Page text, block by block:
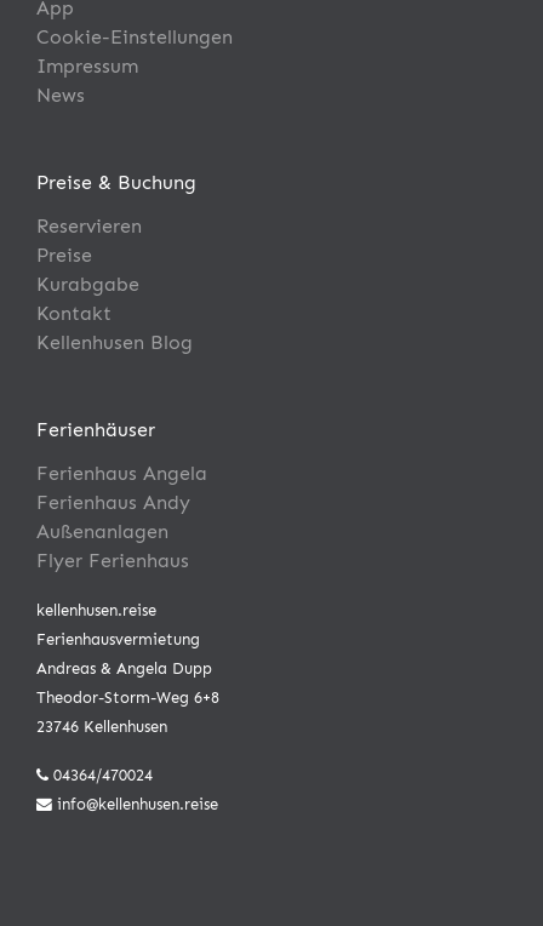
App
Cookie-Einstellungen
Impressum
News
Preise & Buchung
Reservieren
Preise
Kurabgabe
Kontakt
Kellenhusen Blog
Ferienhäuser
Ferienhaus Angela
Ferienhaus Andy
Außenanlagen
Flyer Ferienhaus
kellenhusen.reise
Ferienhausvermietung
Andreas & Angela Dupp
Theodor-Storm-Weg 6+8
23746 Kellenhusen
04364/470024
info@kellenhusen.reise